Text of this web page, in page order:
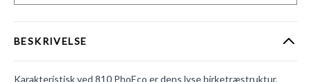
BESKRIVELSE
Karakteristisk ved 810 PhoEco er dens lyse birketræstruktur.